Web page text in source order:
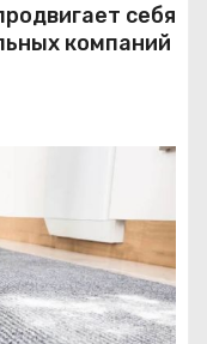
себя
компаний